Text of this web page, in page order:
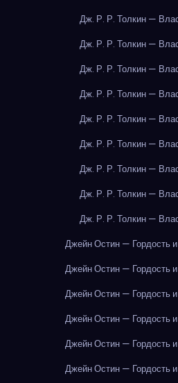
Дж. Р. Р. Толкин —
Дж. Р. Р. Толкин —
Дж. Р. Р. Толкин —
Дж. Р. Р. Толкин —
Дж. Р. Р. Толкин —
Дж. Р. Р. Толкин —
Дж. Р. Р. Толкин —
Дж. Р. Р. Толкин —
Дж. Р. Р. Толкин —
Джейн Остин — Гордость
Джейн Остин — Гордость
Джейн Остин — Гордость
Джейн Остин — Гордость
Джейн Остин — Гордость
Джейн Остин — Гордость